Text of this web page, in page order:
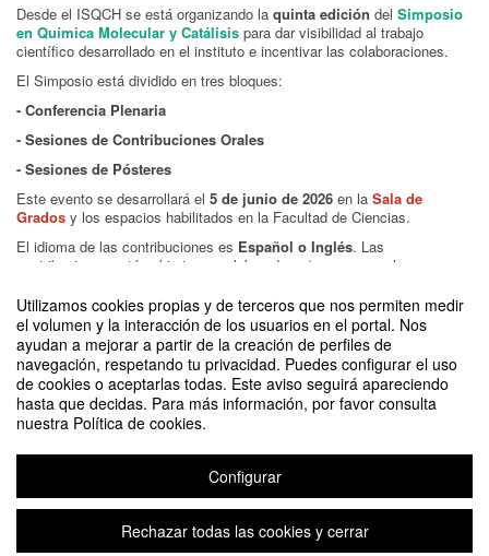
Utilizamos cookies propias y de terceros que nos permiten medir
el volumen y la interacción de los usuarios en el portal. Nos
ayudan a mejorar a partir de la creación de perfiles de
navegación, respetando tu privacidad. Puedes configurar el uso
de cookies o aceptarlas todas. Este aviso seguirá apareciendo
hasta que decidas. Para más información, por favor consulta
nuestra Política de cookies.
Configurar
Rechazar todas las cookies y cerrar
Desde el ISQCH se está organizando la quinta edición del Simposio
en Química Molecular y Catálisis para dar visibilidad al trabajo
científico desarrollado en el instituto e incentivar las colaboraciones.
El Simposio está dividido en tres bloques:
- Conferencia Plenaria
- Sesiones de Contribuciones Orales
- Sesiones de Pósteres
Este evento se desarrollará el 5 de junio de 2026 en la Sala de
Grados y los espacios habilitados en la Facultad de Ciencias.
El idioma de las contribuciones es Español o Inglés. Las
contribuciones están abiertas a colaboradores/as y personal
Doctorado.
Para participar, envía tu Abstract (puedesdescargar la plantilla aquí
antes el 29 de mayo.
La inscripción ha finalizado.
Inscribirse